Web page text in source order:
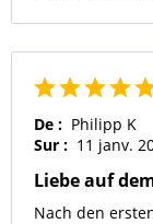
De : Philipp K
Sur : 11 janv.
Liebe auf
Nach den